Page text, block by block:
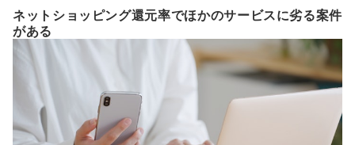
ネットショッピング還元率でほかのサービスに劣る案件
がある